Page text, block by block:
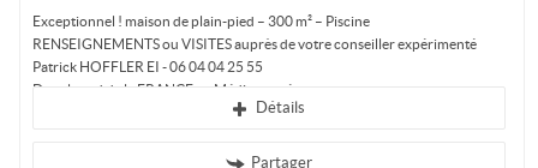
Exceptionnel ! maison de plain-pied – 300 m² – Piscine
RENSEIGNEMENTS ou VISITES auprès de votre conseiller expérimenté
Patrick HOFFLER EI - 06 04 04 25 55
Dans le sud de la FRANCE en Méditerranée,...
Détails
Partager